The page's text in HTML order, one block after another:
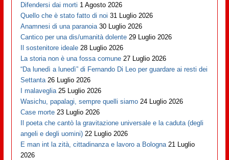
Difendersi dai morti 1 Agosto 2026
Quello che è stato fatto di noi 31 Luglio 2026
Anamnesi di una paranoia 30 Luglio 2026
Cantico per una dis/umanità dolente 29 Luglio 2026
Il sostenitore ideale 28 Luglio 2026
La storia non è una fossa comune 27 Luglio 2026
“Da lunedì a lunedì” di Fernando Di Leo per guardare ai resti dei
Settanta 26 Luglio 2026
I malaveglia 25 Luglio 2026
Wasichu, papalagi, sempre quelli siamo 24 Luglio 2026
Case morte 23 Luglio 2026
Il poeta che cantò la gravitazione universale e la caduta (degli
angeli e degli uomini) 22 Luglio 2026
E man int la zità, cittadinanza e lavoro a Bologna 21 Luglio
2026